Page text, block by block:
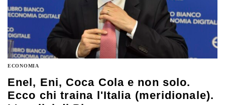
ECONOMIA
Enel, Eni, Coca Cola e non solo.
Ecco chi traina l'Italia (meridionale).